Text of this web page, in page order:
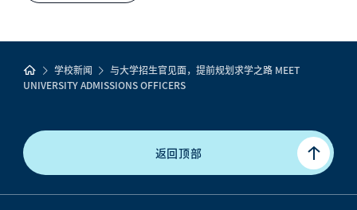
学校新闻
与大学招生官见面，提前规划求学之路 MEET
UNIVERSITY ADMISSIONS OFFICERS
返回顶部